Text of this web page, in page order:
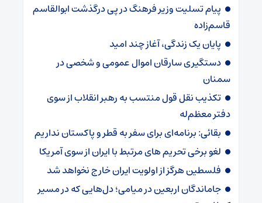
پیام تسلیت وزیر فرهنگ در پی درگذشت ابوالقاسم
قاسم‌زاده
پایان یک زندگی، آغاز چند امید
دستگیری سارقان اموال عمومی و شخصی در
سمنان
تکذیب نقل قول منتسب به رهبر انقلاب از سوی
دفتر معظم‌له
بقائی: برنامه‌ای برای سفر به قطر و پاکستان نداریم
لغو برخی تحریم های مرتبط با ایران از سوی آمریکا
فلسطین هرگز از اولویت ایران خارج نخواهد شد
جاماندگان اربعین در میامی؛ دل‌هایی که در مسیر